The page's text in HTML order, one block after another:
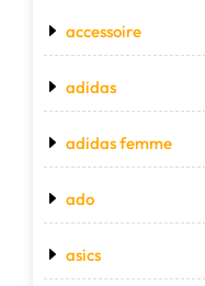
accessoire
adidas
adidas femme
ado
asics